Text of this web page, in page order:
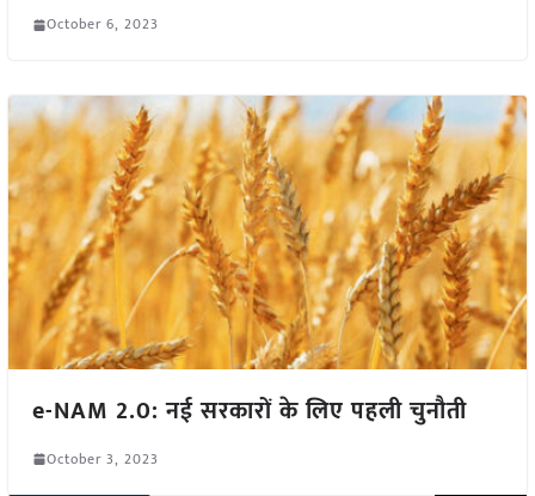
October 6, 2023
e-NAM 2.0: नई सरकारों के लिए पहली चुनौती
October 3, 2023